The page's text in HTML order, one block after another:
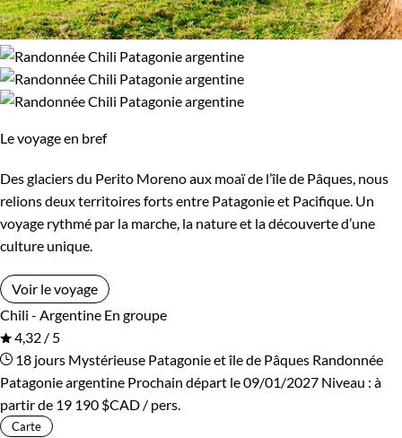
Le voyage en bref
Des glaciers du Perito Moreno aux moaï de l’île de Pâques, nous
relions deux territoires forts entre Patagonie et Pacifique. Un
voyage rythmé par la marche, la nature et la découverte d’une
culture unique.
Voir le voyage
Chili - Argentine En groupe
4,32 / 5
18 jours Mystérieuse Patagonie et île de Pâques Randonnée
Patagonie argentine Prochain départ le 09/01/2027 Niveau : à
partir de 19 190 $CAD / pers.
Carte